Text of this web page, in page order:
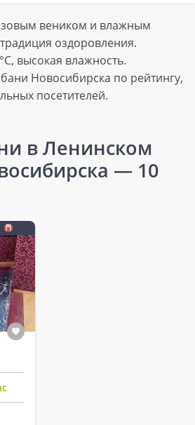
веником и влажным
оздоровления.
высокая влажность.
Новосибирска по рейтингу,
посетителей.
в Ленинском
— 10